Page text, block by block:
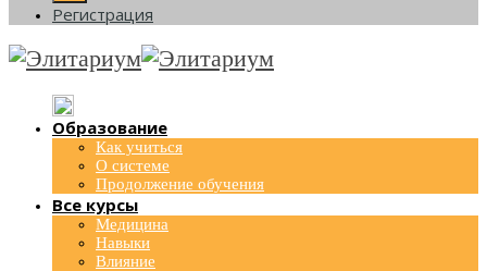
Регистрация
Образование
Как учиться
О системе
Продолжение обучения
Все курсы
Медицина
Навыки
Влияние